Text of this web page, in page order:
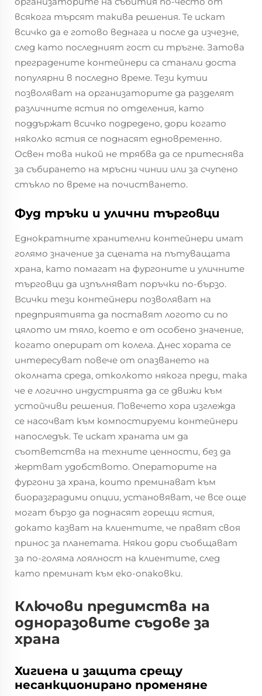
всякога търсят такива решения. Те искат
всичко да е готово веднага и после да изчезне,
след като последният гост си тръгне. Затова
преградените контейнери са станали доста
популярни в последно време. Тези кутии
позволяват на организаторите да разделят
различните ястия по отделения, като
поддържат всичко подредено, дори когато
няколко ястия се поднасят едновременно.
Освен това никой не трябва да се притеснява
за събирането на мръсни чинии или за счупено
стъкло по време на почистването.
Фуд тръки и улични търговци
Еднократните хранителни контейнери имат
голямо значение за сцената на пътуващата
храна, като помагат на фургоните и уличните
търговци да изпълняват поръчки по-бързо.
Всички тези контейнери позволяват на
предприятията да поставят логото си по
цялото им тяло, което е от особено значение,
когато оперират от колела. Днес хората се
интересуват повече от опазването на
околната среда, отколкото някога преди, така
че е логично индустрията да се движи към
устойчиви решения. Повечето хора изглежда
се насочват към компостируеми контейнери
напоследък. Те искат храната им да
съответства на техните ценности, без да
жертват удобството. Операторите на
фургони за храна, които преминават към
биоразградими опции, установяват, че все още
могат бързо да поднасят горещи ястия,
докато казват на клиентите, че правят своя
принос за планетата. Някои дори съобщават
за по-голяма лоялност на клиентите, след
като преминат към еко-опаковки.
Ключови предимства на
одноразовите съдове за
храна
Хигиена и защита срещу
несанкционирано променяне